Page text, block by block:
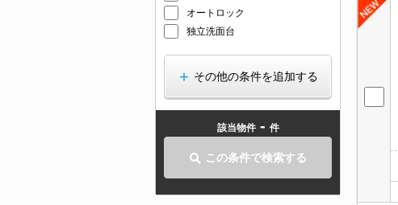
オートロック
独立洗面台
その他の条件を追加する
該当物件 - 件
この条件で検索する